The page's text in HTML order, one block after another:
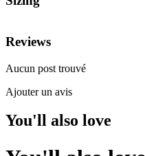
Reviews
Aucun post trouvé
Ajouter un avis
You'll also love